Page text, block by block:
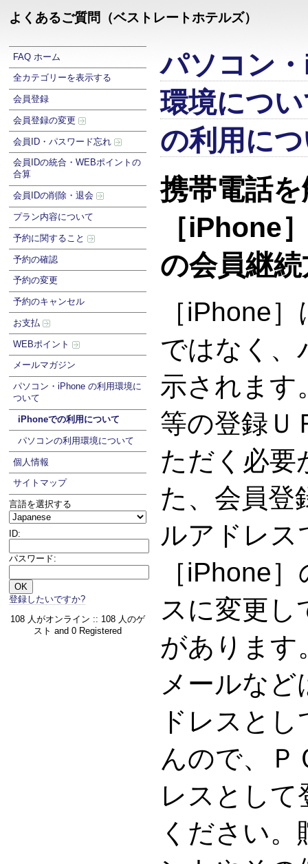
よくあるご質問（ベストレートホテルズ）
FAQ ホーム
全カテゴリーを表示する
会員登録
会員登録の変更
会員ID・パスワード忘れ
会員IDの統合・WEBポイントの
合算
会員IDの削除・退会
プラン内容について
予約に関すること
予約の確認
予約の変更
予約のキャンセル
お支払
WEBポイント
メールマガジン
パソコン・iPhone の利用環境に
ついて
iPhoneでの利用について
パソコンの利用環境について
個人情報
サイトマップ
言語を選択する
ID:
パスワード:
登録したいですか?
108 人がオンライン :: 108 人のゲ
スト and 0 Registered
パソコン
環境につ
の利用に
携帯電話
［iPhone
の会員継
［iPhone
ではなく、
示されます
等の登録Ｕ
ただく必要
た、会員登
ルアドレス
［iPhone
スに変更し
があります
メールなど
ドレスと
んので、Ｐ
レスとして
ください